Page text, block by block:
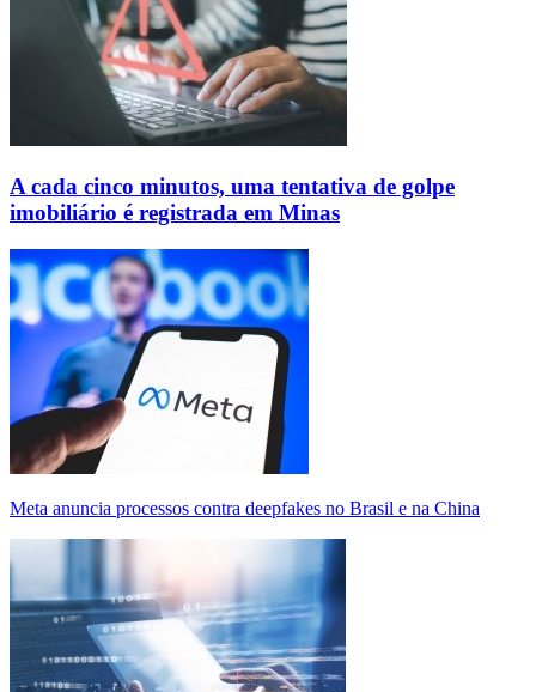
A cada cinco minutos, uma tentativa de golpe
imobiliário é registrada em Minas
Meta anuncia processos contra deepfakes no Brasil e na China